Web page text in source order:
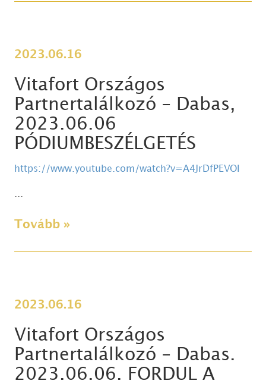
2023.06.16
Vitafort Országos
Partnertalálkozó - Dabas,
2023.06.06
PÓDIUMBESZÉLGETÉS
https://www.youtube.com/watch?v=A4JrDfPEVOI
...
Tovább »
2023.06.16
Vitafort Országos
Partnertalálkozó - Dabas.
2023.06.06. FORDUL A